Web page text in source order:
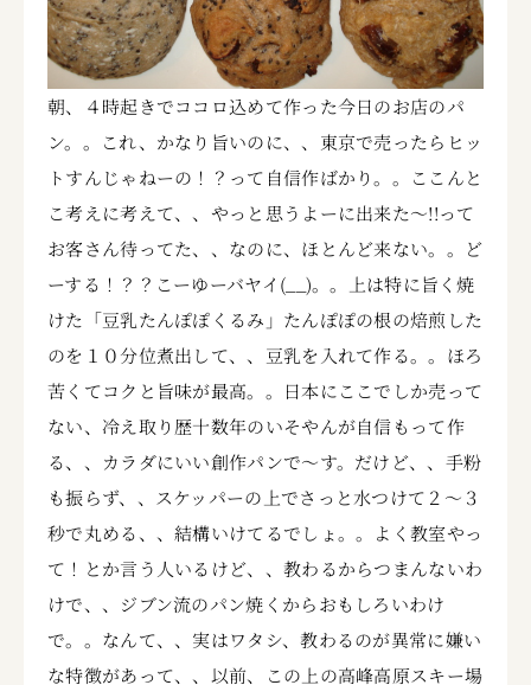
朝、４時起きでココロ込めて作った今日のお店のパ
ン。。これ、かなり旨いのに、、東京で売ったらヒッ
トすんじゃねーの！？って自信作ばかり。。ここんと
こ考えに考えて、、やっと思うよーに出来た～!!って
お客さん待ってた、、なのに、ほとんど来ない。。ど
ーする！？？こーゆーバヤイ(__)。。上は特に旨く焼
けた「豆乳たんぽぽくるみ」たんぽぽの根の焙煎した
のを１０分位煮出して、、豆乳を入れて作る。。ほろ
苦くてコクと旨味が最高。。日本にここでしか売って
ない、冷え取り歴十数年のいそやんが自信もって作
る、、カラダにいい創作パンで～す。だけど、、手粉
も振らず、、スケッパーの上でさっと水つけて２～３
秒で丸める、、結構いけてるでしょ。。よく教室やっ
て！とか言う人いるけど、、教わるからつまんないわ
けで、、ジブン流のパン焼くからおもしろいわけ
で。。なんて、、実はワタシ、教わるのが異常に嫌い
な特徴があって、、以前、この上の高峰高原スキー場